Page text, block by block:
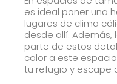
es ideal poner una
lugares de clima
desde allí.
parte de estos
color a este
tu refugio y escape